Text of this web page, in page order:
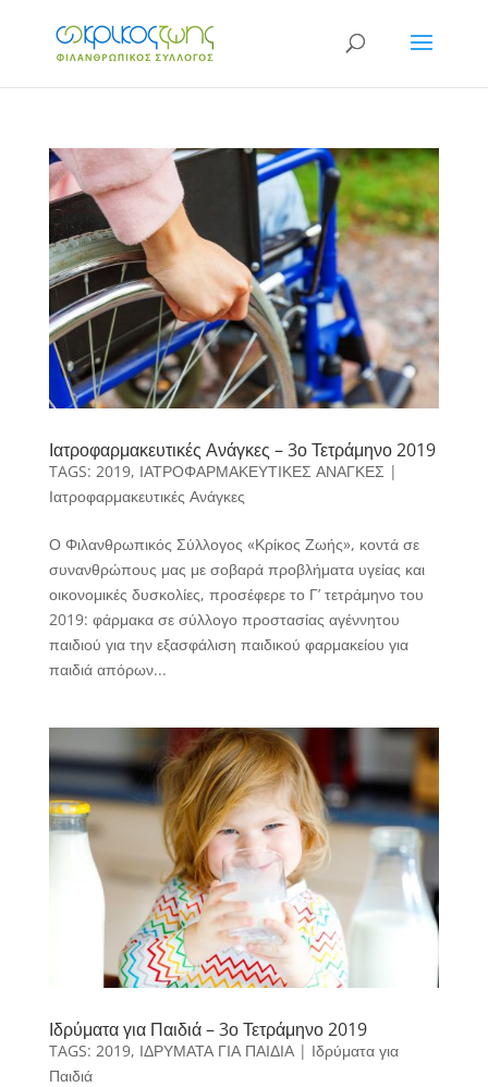
Ιατροφαρμακευτικές Ανάγκες – 3ο Τετράμηνο 2019
TAGS: 2019, ΙΑΤΡΟΦΑΡΜΑΚΕΥΤΙΚΕΣ ΑΝΑΓΚΕΣ |
Ιατροφαρμακευτικές Ανάγκες
Ο Φιλανθρωπικός Σύλλογος «Κρίκος Ζωής», κοντά σε
συνανθρώπους μας με σοβαρά προβλήματα υγείας και
οικονομικές δυσκολίες, προσέφερε το Γ’ τετράμηνο του
2019: φάρμακα σε σύλλογο προστασίας αγέννητου
παιδιού για την εξασφάλιση παιδικού φαρμακείου για
παιδιά απόρων...
Ιδρύματα για Παιδιά – 3ο Τετράμηνο 2019
TAGS: 2019, ΙΔΡΥΜΑΤΑ ΓΙΑ ΠΑΙΔΙΑ| Ιδρύματα για
Παιδιά